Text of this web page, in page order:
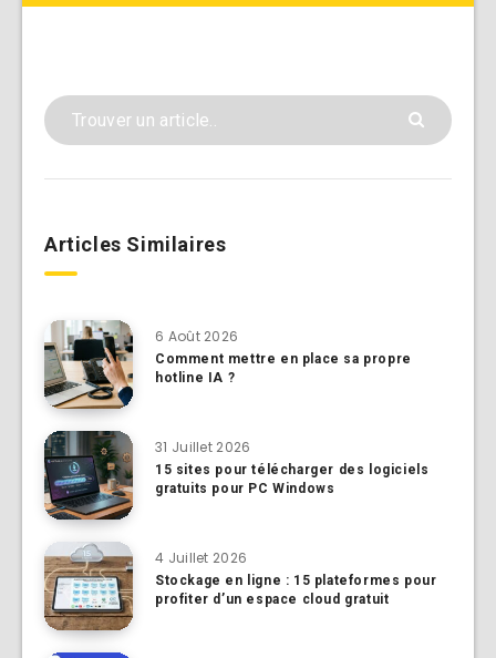
Articles Similaires
6 Août 2026
Comment mettre en place sa propre
hotline IA ?
31 Juillet 2026
15 sites pour télécharger des logiciels
gratuits pour PC Windows
4 Juillet 2026
Stockage en ligne : 15 plateformes pour
profiter d’un espace cloud gratuit